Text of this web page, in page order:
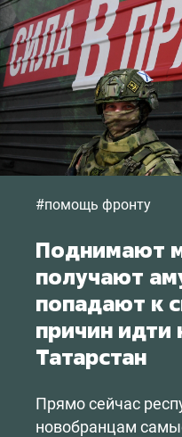
#помощь фронту
Поднимают
получают
попадают к
причин идти
Татарстан
Прямо сейчас
новобранцам